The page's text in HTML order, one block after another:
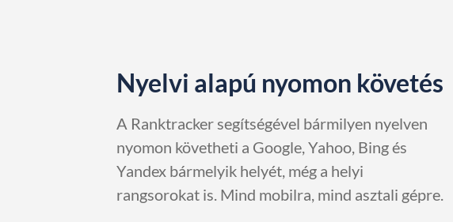
Nyelvi alapú nyomon követés
A Ranktracker segítségével bármilyen nyelven
nyomon követheti a Google, Yahoo, Bing és
Yandex bármelyik helyét, még a helyi
rangsorokat is. Mind mobilra, mind asztali gépre.